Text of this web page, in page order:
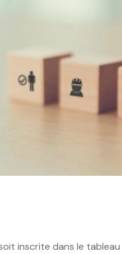
inscrite dans le